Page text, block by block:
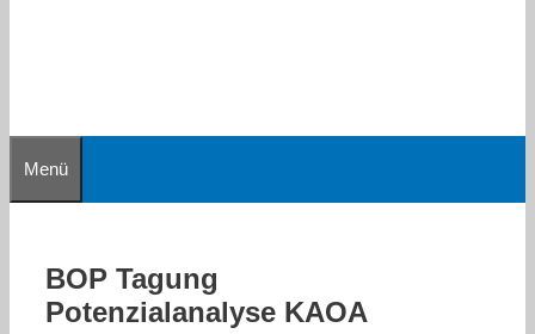
Menü
BOP Tagung
Potenzialanalyse KAOA